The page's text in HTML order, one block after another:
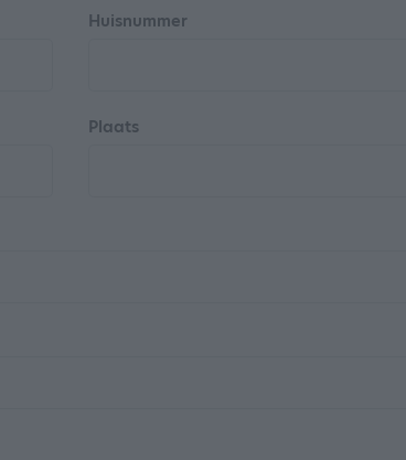
Huisnummer
Plaats